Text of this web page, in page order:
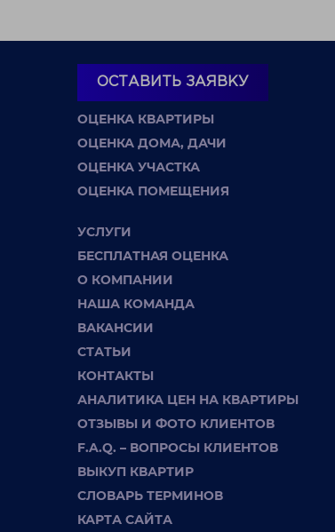
адресу пр. Дзержинского, 11. Расположена на 6этаже
3 - КОМНАТНАЯ КВАРТИРА 551 000
ул.Захарова д.56
г. Минск, ул. Захарова
Партизанский район
ст. м. Пролетарская
79.81 / 46.4 / 12.5
6953 BYN /
Продается просторная (80м2)трехкомнатная
квартира в кирпичном доме в центре Минска,
ОСТАВИТЬ ЗАЯВКУ
ОЦЕНКА КВАРТИРЫ
ОЦЕНКА ДОМА, ДАЧИ
ОЦЕНКА УЧАСТКА
ОЦЕНКА ПОМЕЩЕНИЯ
УСЛУГИ
БЕСПЛАТНАЯ ОЦЕНКА
О КОМПАНИИ
НАША КОМАНДА
ВАКАНСИИ
СТАТЬИ
КОНТАКТЫ
АНАЛИТИКА ЦЕН НА КВАРТИРЫ
ОТЗЫВЫ И ФОТО КЛИЕНТОВ
F.A.Q. – ВОПРОСЫ КЛИЕНТОВ
ВЫКУП КВАРТИР
СЛОВАРЬ ТЕРМИНОВ
КАРТА САЙТА